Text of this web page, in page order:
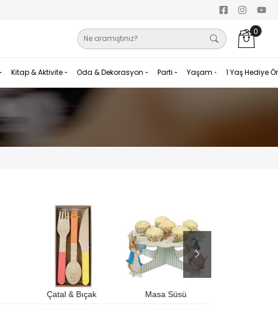
0
Kitap & Aktivite Oda & Dekorasyon Parti Yaşam 1 Yaş Hediye
Çatal & Bıçak Masa Süsü